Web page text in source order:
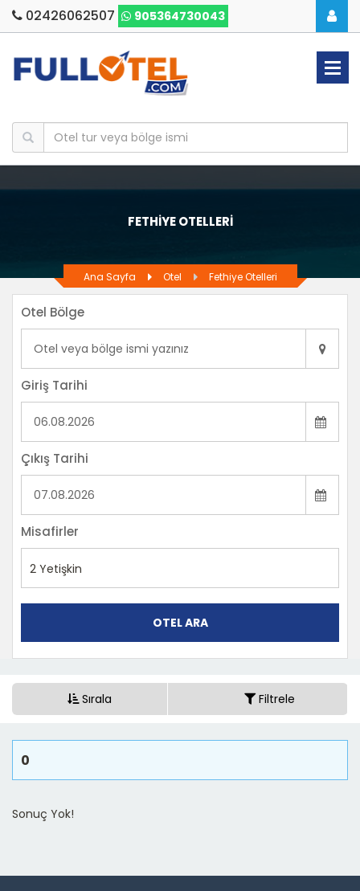
02426062507 905364730043
FETHIYE OTELLERI
Ana Sayfa Otel Fethiye Otelleri
Otel Bölge
Giriş Tarihi
Çıkış Tarihi
Misafirler
2 Yetişkin
OTEL ARA
Sırala Filtrele
0
Sonuç Yok!